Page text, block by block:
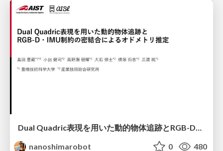
nanoshimarobot
0 480